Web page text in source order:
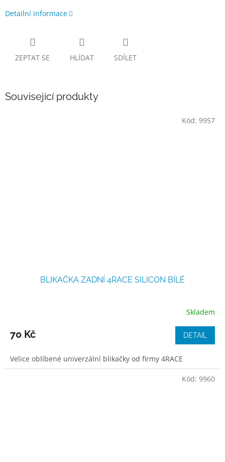
Detailní informace
ZEPTAT SE HLÍDAT SDÍLET
Související produkty
BLIKAČKA ZADNÍ 4RACE SILICON BÍLÉ
Skladem
70 Kč DETAIL
Velice oblíbené univerzální blikačky od firmy 4RACE
Kód: 9957
Kód: 9960